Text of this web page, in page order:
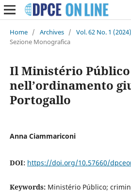
Home / Archives / Vol. 62 No. 1
Sezione Monografica
Il Ministério Público
nell’ordinamento
Portogallo
Anna Ciammariconi
DOI: https://doi.org/10.57660/
Keywords: Ministério Público;